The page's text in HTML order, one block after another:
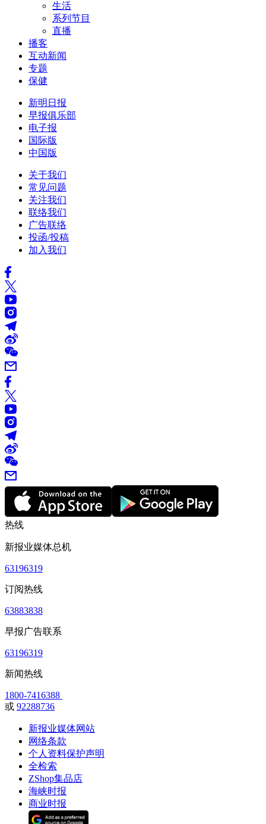
生活
系列节目
直播
播客
互动新闻
专题
保健
新明日报
早报俱乐部
电子报
国际版
中国版
关于我们
常见问题
关注我们
联络我们
广告联络
投函/投稿
加入我们
热线
新报业媒体总机
63196319
订阅热线
63883838
早报广告联系
63196319
新闻热线
1800-7416388
或 92288736
新报业媒体网站
网络条款
个人资料保护声明
全检索
ZShop集品店
海峡时报
商业时报